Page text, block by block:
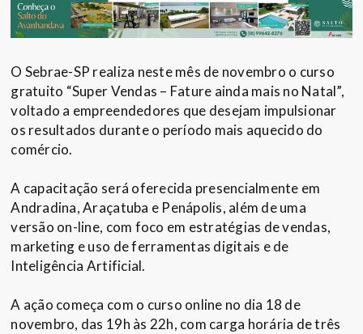
O Sebrae-SP realiza neste mês de novembro o curso
gratuito “Super Vendas – Fature ainda mais no Natal”,
voltado a empreendedores que desejam impulsionar
os resultados durante o período mais aquecido do
comércio.
A capacitação será oferecida presencialmente em
Andradina, Araçatuba e Penápolis, além de uma
versão on-line, com foco em estratégias de vendas,
marketing e uso de ferramentas digitais e de
Inteligência Artificial.
A ação começa com o curso online no dia 18 de
novembro, das 19h às 22h, com carga horária de três